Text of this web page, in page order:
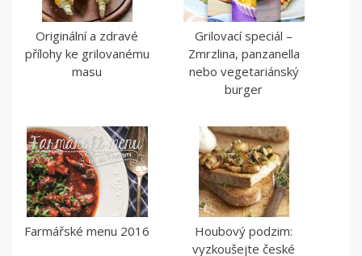
Originální a zdravé
přílohy ke grilovanému
masu
Grilovací speciál –
Zmrzlina, panzanella
nebo vegetariánský
burger
Farmářské menu 2016
Houbový podzim:
vyzkoušejte české